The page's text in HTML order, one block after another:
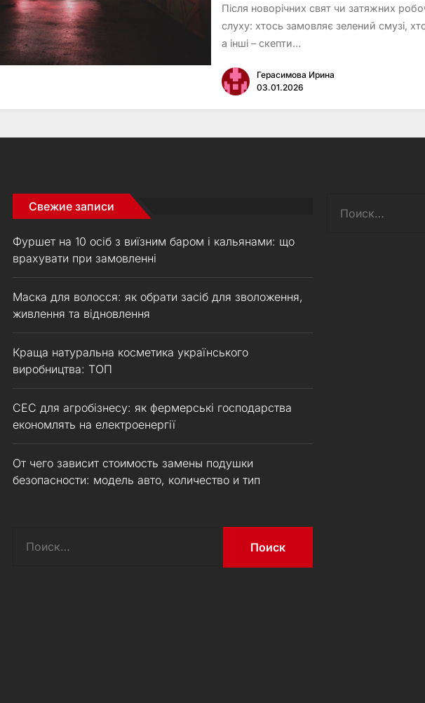
Після новорічних свят чи затяжних
слуху: хтось замовляє зелений смузі,
а інші – скепти…
Герасимова Ирина
03.01.2026
Свежие записи
Фуршет на 10 осіб з виїзним баром і кальянами: що
врахувати при замовленні
Маска для волосся: як обрати засіб для зволоження,
живлення та відновлення
Краща натуральна косметика українського
виробництва: ТОП
СЕС для агробізнесу: як фермерські господарства
економлять на електроенергії
От чего зависит стоимость замены подушки
безопасности: модель авто, количество и тип